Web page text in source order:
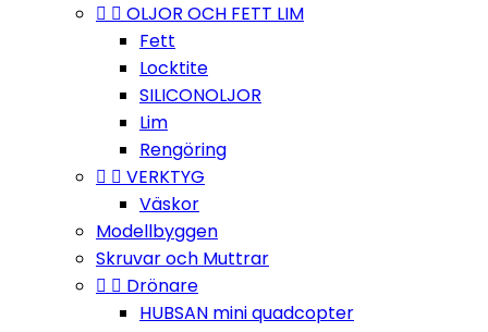
  OLJOR OCH FETT LIM
Fett
Locktite
SILICONOLJOR
Lim
Rengöring
  VERKTYG
Väskor
Modellbyggen
Skruvar och Muttrar
  Drönare
HUBSAN mini quadcopter